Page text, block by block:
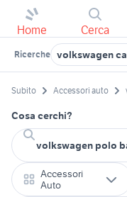
Home Cerca
Ricerche volkswagen
Subito Accessori auto
Cosa cerchi?
Accessori
Auto